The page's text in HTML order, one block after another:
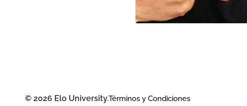
© 2026 Elo University.Términos y Condiciones